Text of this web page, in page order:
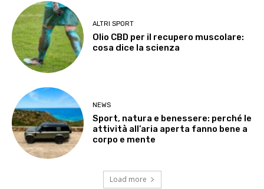
ALTRI SPORT
Olio CBD per il recupero muscolare:
cosa dice la scienza
NEWS
Sport, natura e benessere: perché le
attività all’aria aperta fanno bene a
corpo e mente
Load more